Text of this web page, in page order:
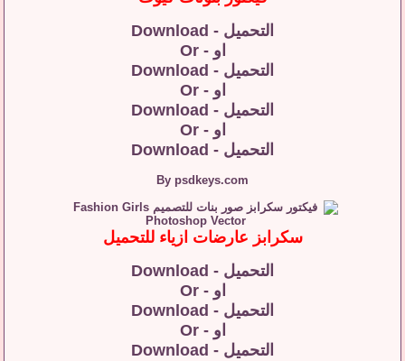
التحميل - Download
او - Or
التحميل - Download
او - Or
التحميل - Download
او - Or
التحميل - Download
By psdkeys.com
سكرابز عارضات ازياء للتحميل
التحميل - Download
او - Or
التحميل - Download
او - Or
التحميل - Download